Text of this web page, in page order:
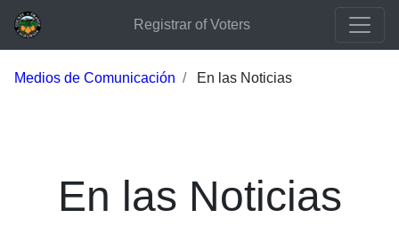
Registrar of Voters
Medios de Comunicación En las Noticias
En las Noticias